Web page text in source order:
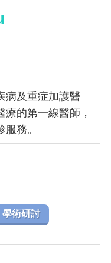
病及重症加護醫
的第一線醫師，
務。
學術研討